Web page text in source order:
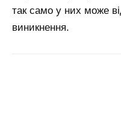
так само у них може
виникнення.